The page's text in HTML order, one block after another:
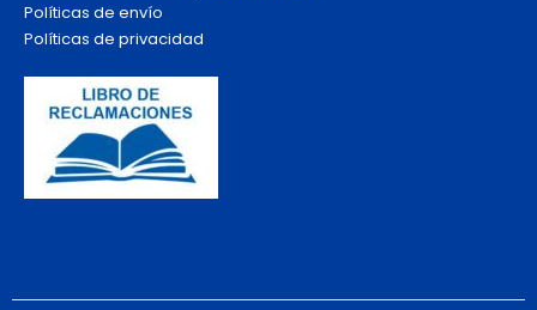
Políticas de envío
Políticas de privacidad